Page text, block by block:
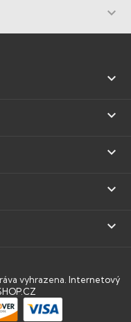






vyhrazena. Internetový